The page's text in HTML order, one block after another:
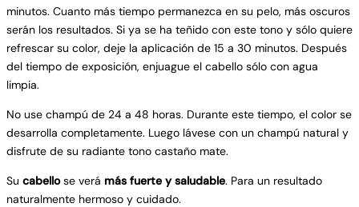
minutos. Cuanto más tiempo permanezca en su pelo, más oscuros
serán los resultados. Si ya se ha teñido con este tono y sólo quiere
refrescar su color, deje la aplicación de 15 a 30 minutos. Después
del tiempo de exposición, enjuague el cabello sólo con agua
limpia.
No use champú de 24 a 48 horas. Durante este tiempo, el color se
desarrolla completamente. Luego lávese con un champú natural y
disfrute de su radiante tono castaño mate.
Su cabellose verá más fuerte y saludable. Para un resultado
naturalmente hermoso y cuidado.